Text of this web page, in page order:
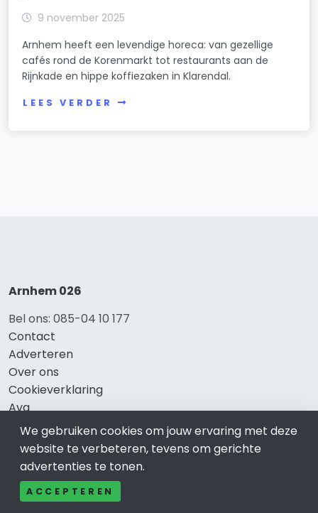
9 november 2025
Arnhem heeft een levendige horeca: van gezellige
cafés rond de Korenmarkt tot restaurants aan de
Rijnkade en hippe koffiezaken in Klarendal.
LEES VERDER
Arnhem 026
Bel ons: 085-04 10 177
Contact
Adverteren
Over ons
Cookieverklaring
Avg
Privacy
Direct naar
We gebruiken cookies om jouw ervaring met deze
website te verbeteren, tevens om gerichte
advertenties te tonen.
ACCEPTEREN